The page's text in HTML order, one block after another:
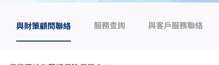
與財策顧問聯絡 服務查詢 與客戶服務聯絡